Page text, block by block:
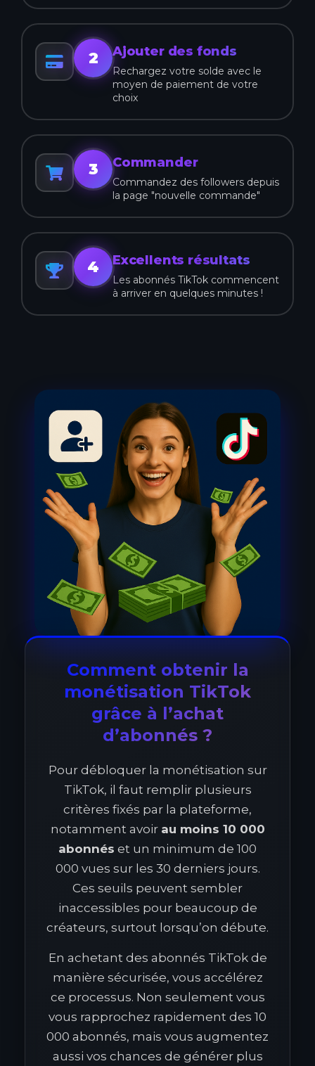
2 Ajouter des fonds
Rechargez votre solde avec le
moyen de paiement de votre
choix
3 Commander
Commandez des followers depuis
la page "nouvelle commande"
4 Excellents résultats
Les abonnés TikTok commencent
à arriver en quelques minutes !
Comment obtenir la
monétisation TikTok
grâce à l’achat
d’abonnés ?
Pour débloquer la monétisation sur
TikTok, il faut remplir plusieurs
critères fixés par la plateforme,
notamment avoir au moins 10 000
abonnés et un minimum de 100
000 vues sur les 30 derniers jours.
Ces seuils peuvent sembler
inaccessibles pour beaucoup de
créateurs, surtout lorsqu’on débute.
En achetant des abonnés TikTok de
manière sécurisée, vous accélérez
ce processus. Non seulement vous
vous rapprochez rapidement des 10
000 abonnés, mais vous augmentez
aussi vos chances de générer plus